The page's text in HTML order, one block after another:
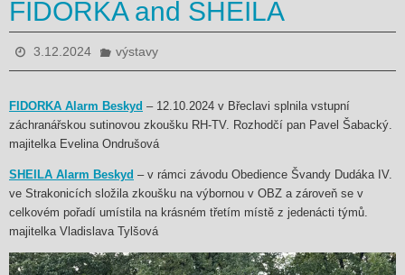
FIDORKA and SHEILA
3.12.2024 výstavy
FIDORKA Alarm Beskyd – 12.10.2024 v Břeclavi splnila vstupní
záchranářskou sutinovou zkoušku RH-TV. Rozhodčí pan Pavel Šabacký.
majitelka Evelina Ondrušová
SHEILA Alarm Beskyd – v rámci závodu Obedience Švandy Dudáka IV.
ve Strakonicích složila zkoušku na výbornou v OBZ a zároveň se v
celkovém pořadí umístila na krásném třetím místě z jedenácti týmů.
majitelka Vladislava Tylšová